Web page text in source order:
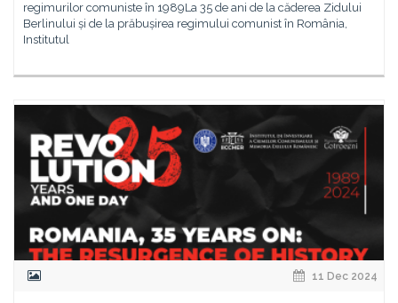
regimurilor comuniste în 1989La 35 de ani de la căderea Zidului
Berlinului și de la prăbușirea regimului comunist în România,
Institutul
11 Dec 2024